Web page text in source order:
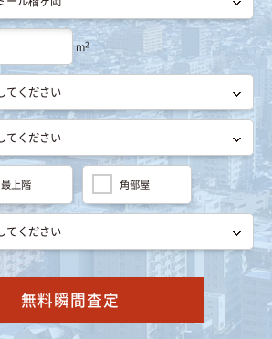
m2
最上階 角部屋
無料瞬間査定